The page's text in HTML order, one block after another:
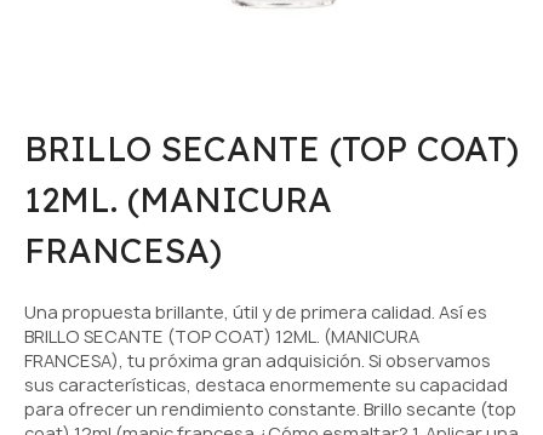
BRILLO SECANTE (TOP COAT)
12ML. (MANICURA
FRANCESA)
Una propuesta brillante, útil y de primera calidad. Así es
BRILLO SECANTE (TOP COAT) 12ML. (MANICURA
FRANCESA), tu próxima gran adquisición. Si observamos
sus características, destaca enormemente su capacidad
para ofrecer un rendimiento constante. Brillo secante (top